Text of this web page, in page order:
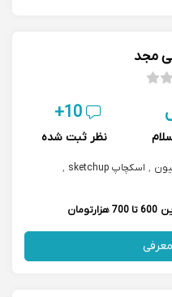
مجد
10+
نظر ثبت شده
, اسکچاپ sketchup
,
600 تا 700 هزارتومان